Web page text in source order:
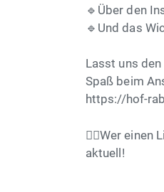
🔹Über den
🔹Und das
Lasst uns
Spaß beim
https://hof-
👉🏻Wer
aktuell!